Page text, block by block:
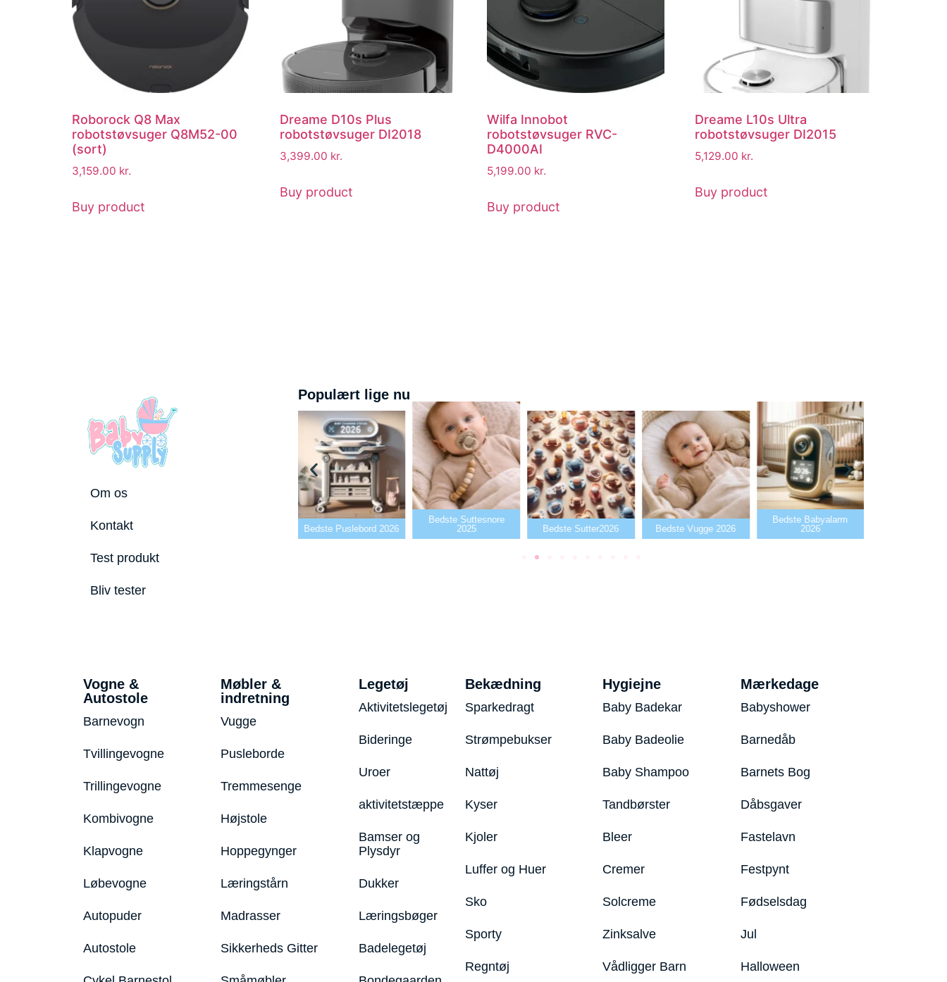
Roborock Q8 Max
robotstøvsuger Q8M52-00
(sort)
3,159.00 kr.
Buy product
Dreame D10s Plus
robotstøvsuger DI2018
3,399.00 kr.
Buy product
Wilfa Innobot
robotstøvsuger RVC-
D4000AI
5,199.00 kr.
Buy product
Dreame L10s Ultra
robotstøvsuger DI2015
5,129.00 kr.
Buy product
Om os
Kontakt
Test produkt
Bliv tester
Populært lige nu
Bedste puslepude 2026 Bedste Puslebord 2026
Bedste Suttesnore
2025
Bedste Sutter2026 Bedste Vugge 2026
Bedste Babyalarm
2026
Vogne &
Autostole
Barnevogn
Tvillingevogne
Trillingevogne
Kombivogne
Klapvogne
Løbevogne
Autopuder
Autostole
Møbler &
indretning
Vugge
Pusleborde
Tremmesenge
Højstole
Hoppegynger
Læringstårn
Madrasser
Sikkerheds Gitter
Legetøj
Aktivitetslegetøj
Bideringe
Uroer
aktivitetstæppe
Bamser og
Plysdyr
Dukker
Læringsbøger
Badelegetøj
Bekædning
Sparkedragt
Strømpebukser
Nattøj
Kyser
Kjoler
Luffer og Huer
Sko
Sporty
Regntøj
Hygiejne
Baby Badekar
Baby Badeolie
Baby Shampoo
Tandbørster
Bleer
Cremer
Solcreme
Zinksalve
Vådligger Barn
Mærkedage
Babyshower
Barnedåb
Barnets Bog
Dåbsgaver
Fastelavn
Festpynt
Fødselsdag
Jul
Halloween